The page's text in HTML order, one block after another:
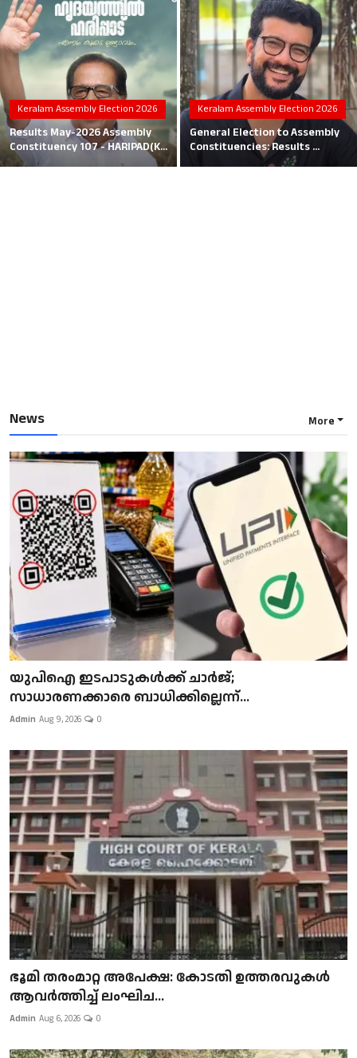
Local News
Earn Money
Tutorials
Malayalam
Keralam Assembly Election 2026
Results May-2026 Assembly
Constituency 107 - HARIPAD(K...
Keralam Assembly Election 2026
General Election to Assembly
Constituencies: Results ...
News More
യുപിഐ ഇടപാടുകൾക്ക് ചാർജ്;
സാധാരണക്കാരെ ബാധിക്കില്ലെന്ന്...
Admin Aug 9, 2026 0
ഭൂമി തരംമാറ്റ അപേക്ഷ: കോടതി ഉത്തരവുകൾ
ആവർത്തിച്ച് ലംഘിച...
Admin Aug 6, 2026 0